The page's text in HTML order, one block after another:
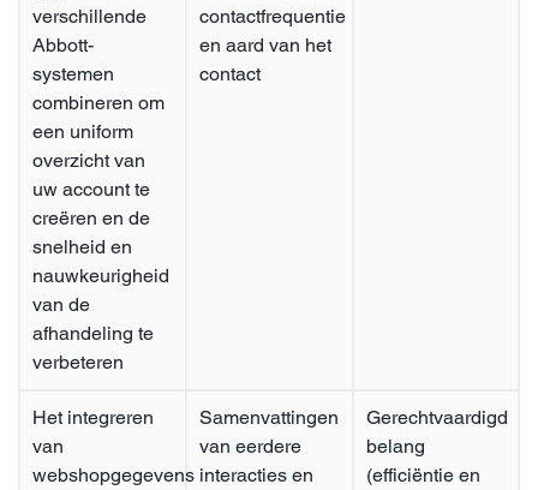
verschillende
Abbott-
systemen
combineren om
een uniform
overzicht van
uw account te
creëren en de
snelheid en
nauwkeurigheid
van de
afhandeling te
verbeteren
contactfrequentie
en aard van het
contact
Het integreren
van
webshopgegevens
Samenvattingen
van eerdere
interacties en
Gerechtvaardigd
belang
(efficiëntie en